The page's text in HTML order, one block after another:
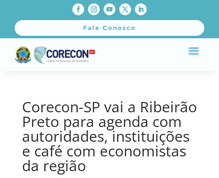
Fale Conosco
Corecon-SP vai a Ribeirão
Preto para agenda com
autoridades, instituições
e café com economistas
da região